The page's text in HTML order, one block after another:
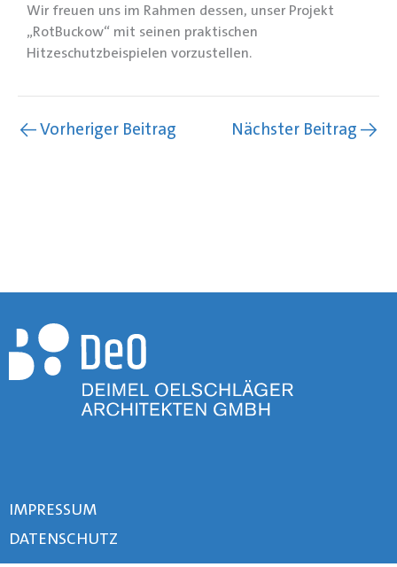
Wir freuen uns im Rahmen dessen, unser Projekt
„RotBuckow“ mit seinen praktischen
Hitzeschutzbeispielen vorzustellen.
←Vorheriger Beitrag Nächster Beitrag →
IMPRESSUM
DATENSCHUTZ